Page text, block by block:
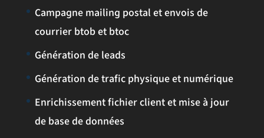
Campagne mailing postal et envois de
courrier btob et btoc
Génération de leads
Génération de trafic physique et numérique
Enrichissement fichier client et mise à jour
de base de données